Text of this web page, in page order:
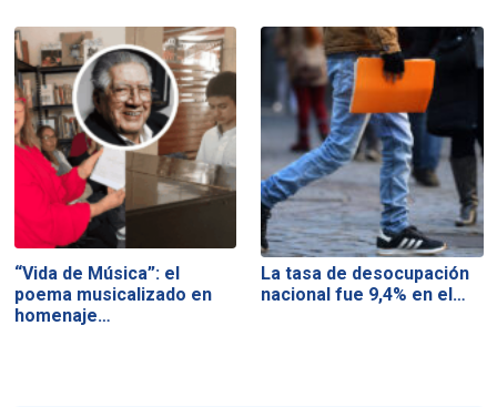
“Vida de Música”: el
poema musicalizado en
homenaje…
La tasa de desocupación
nacional fue 9,4% en el…